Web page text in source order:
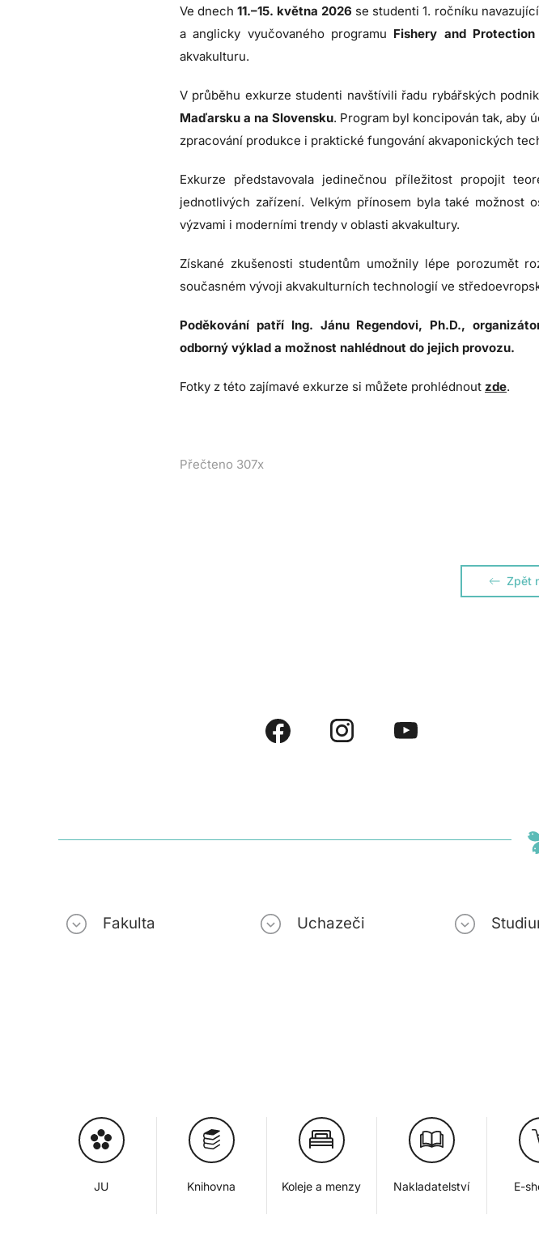
Ve dnech11.–15. května 2026 se studenti 1. ročníku
a anglicky vyučovaného programu Fishery and
akvakulturu.
V průběhu exkurze studenti navštívili řadu rybářských
Maďarsku a na Slovensku. Program byl koncipován tak, aby
zpracování produkce i praktické fungování akvaponických
Exkurze představovala jedinečnou příležitost propojit
jednotlivých zařízení. Velkým přínosem byla také možnost
výzvami i moderními trendy v oblasti akvakultury.
Získané zkušenosti studentům umožnily lépe porozumět
současném vývoji akvakulturních technologií ve
Poděkování patří Ing. Jánu Regendovi, Ph.D.,
odborný výklad a možnost nahlédnout do jejich provozu.
Fotky z této zajímavé exkurze si můžete prohlédnout zde.
Přečteno 307x
Zpět
Fakulta Uchazeči
JU Knihovna Koleje a menzy Nakladatelství E-